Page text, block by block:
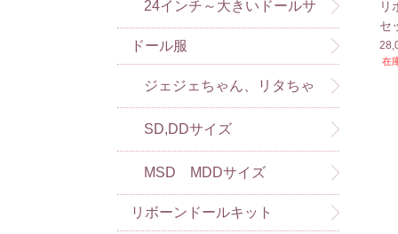
リ
セ
在
24インチ～大きいドールサ
イズ
ドール服
ジェジェちゃん、リタちゃ
んなど）
SD,DDサイズ
MSD MDDサイズ
リボーンドールキット